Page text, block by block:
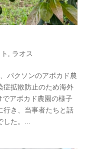
ラオス
パクソンのアボカド農
症拡散防止のため海外
でアボカド農園の様子
行き、当事者たちと話
た。...